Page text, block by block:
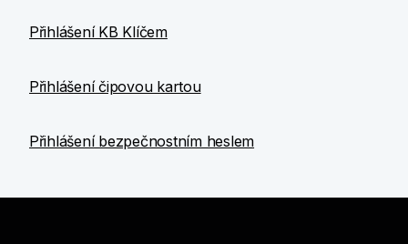
Přihlášení KB Klíčem
Přihlášení čipovou kartou
Přihlášení bezpečnostním heslem